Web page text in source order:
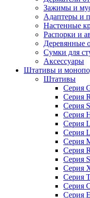
Зажимы и
Адаптеры и
Настенные
Распорки и
Деревянные
Сумки для
Аксессуары
Штативы и
Штативы
Серия
Серия
Серия
Серия
Серия
Серия
Серия
Серия
Серия
Серия
Серия
Серия
Серия